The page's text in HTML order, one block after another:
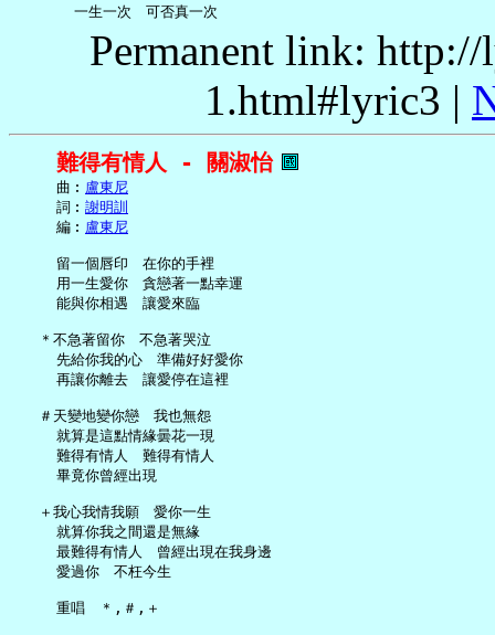
Permanent link:
1.html#lyric3 |
難得有情人 - 關淑怡
     曲︰
盧東尼
     詞︰
謝明訓
     編︰
盧東尼
     留一個唇印　在你的手裡
     用一生愛你　貪戀著一點幸運
     能與你相遇　讓愛來臨
   ＊不急著留你　不急著哭泣
     先給你我的心　準備好好愛你
     再讓你離去　讓愛停在這裡
   ＃天變地變你戀　我也無怨
     就算是這點情緣曇花一現
     難得有情人　難得有情人
     畢竟你曾經出現
   ＋我心我情我願　愛你一生
     就算你我之間還是無緣
     最難得有情人　曾經出現在我身邊
     愛過你　不枉今生
     重唱　＊,＃,＋